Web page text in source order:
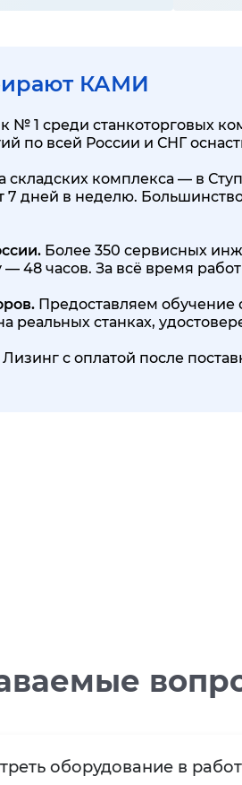
КАМИ
1 среди станкоторговых
по всей России и СНГ
складских комплекса — в
7 дней в неделю.
Более 350 сервисных
— 48 часов. За всё время
Предоставляем обучение
реальных станках,
Лизинг с оплатой после
оборудование в